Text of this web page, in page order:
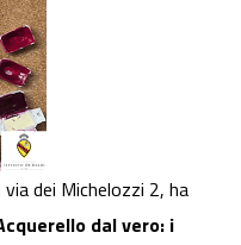
via dei Michelozzi 2, ha
dal vero: i